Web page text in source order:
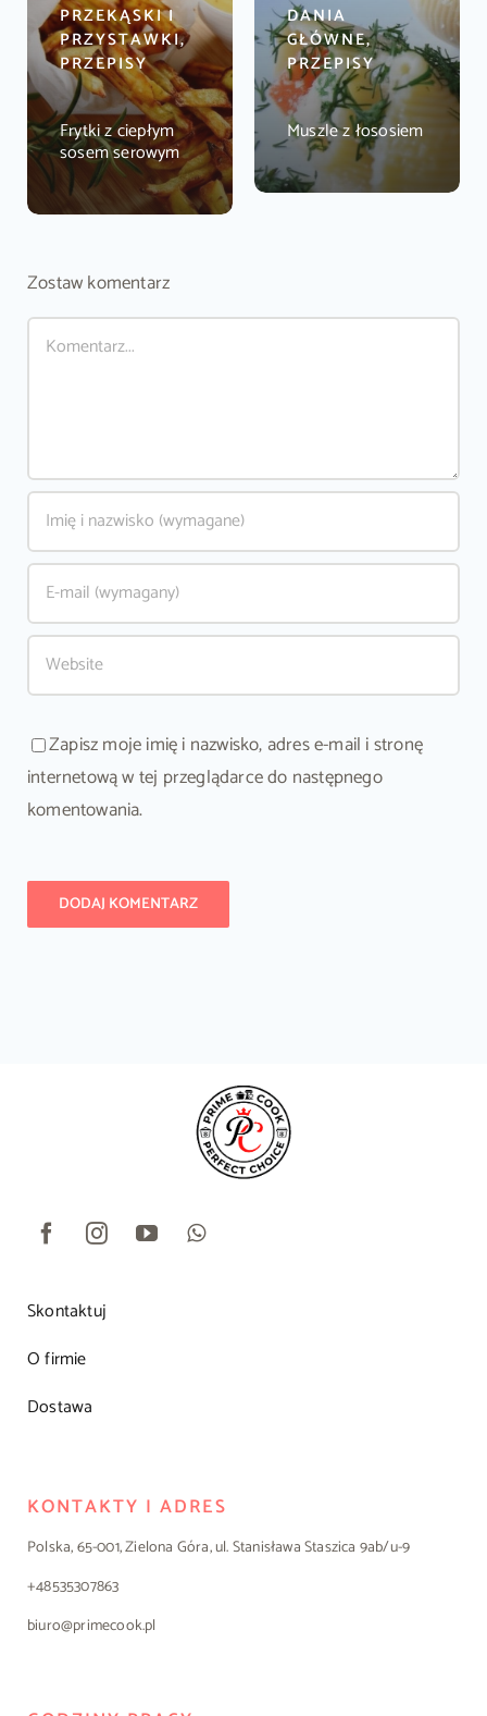
PRZEKĄSKI I
PRZYSTAWKI,
PRZEPISY
Frytki z ciepłym
sosem serowym
DANIA
GŁÓWNE,
PRZEPISY
Muszle z łososiem
Zostaw komentarz
Comment
Zapisz moje imię i nazwisko, adres e-mail i stronę
internetową w tej przeglądarce do następnego
komentowania.
Skontaktuj
O firmie
Dostawa
KONTAKTY I ADRES
Polska, 65-001, Zielona Góra, ul. Stanisława Staszica 9ab/u-9
+48535307863
biuro@primecook.pl